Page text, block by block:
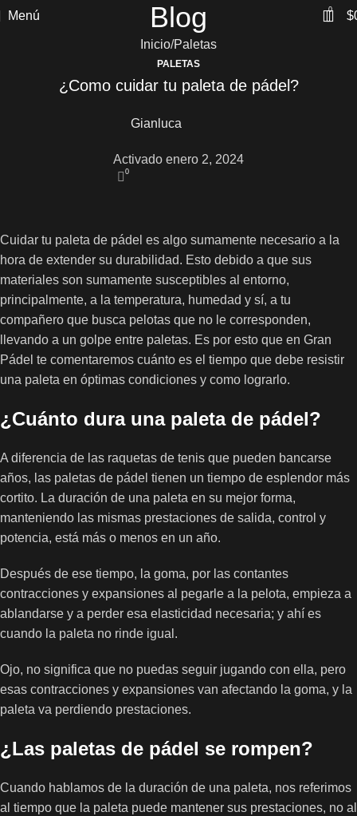
Menú 0 $
Blog
Inicio Paletas
PALETAS
¿Como cuidar tu paleta de pádel?
Gianluca
Activado enero 2, 2024
0
Cuidar tu paleta de pádel es algo sumamente necesario a la
hora de extender su durabilidad. Esto debido a que sus
materiales son sumamente susceptibles al entorno,
principalmente, a la temperatura, humedad y sí, a tu
compañero que busca pelotas que no le corresponden,
llevando a un golpe entre paletas. Es por esto que en Gran
Pádel te comentaremos cuánto es el tiempo que debe resistir
una paleta en óptimas condiciones y como lograrlo.
¿Cuánto dura una paleta de pádel?
A diferencia de las raquetas de tenis que pueden bancarse
años, las paletas de pádel tienen un tiempo de esplendor más
cortito. La duración de una paleta en su mejor forma,
manteniendo las mismas prestaciones de salida, control y
potencia, está más o menos en un año.
Después de ese tiempo, la goma, por las contantes
contracciones y expansiones al pegarle a la pelota, empieza a
ablandarse y a perder esa elasticidad necesaria; y ahí es
cuando la paleta no rinde igual.
Ojo, no significa que no puedas seguir jugando con ella, pero
esas contracciones y expansiones van afectando la goma, y la
paleta va perdiendo prestaciones.
¿Las paletas de pádel se rompen?
Cuando hablamos de la duración de una paleta, nos referimos
al tiempo que la paleta puede mantener sus prestaciones, no al